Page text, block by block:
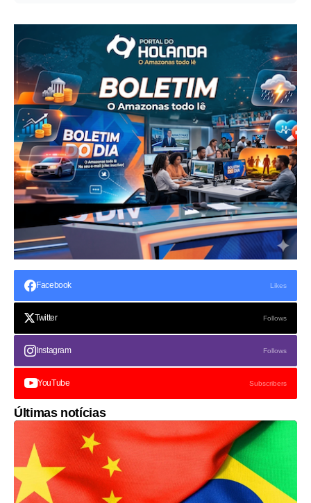
Facebook Likes
Twitter Follows
Instagram Follows
YouTube Subscribers
Últimas notícias